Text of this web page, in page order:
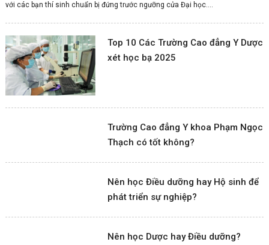
với các bạn thí sinh chuẩn bị đứng trước ngưỡng cửa Đại học....
Top 10 Các Trường Cao đẳng Y Dược
xét học bạ 2025
Trường Cao đẳng Y khoa Phạm Ngọc
Thạch có tốt không?
Nên học Điều dưỡng hay Hộ sinh để
phát triển sự nghiệp?
Nên học Dược hay Điều dưỡng?